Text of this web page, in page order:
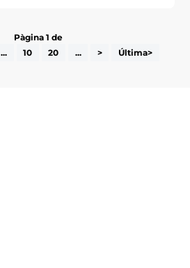
Pàgina 1 de
... 10 20 ... > Última>